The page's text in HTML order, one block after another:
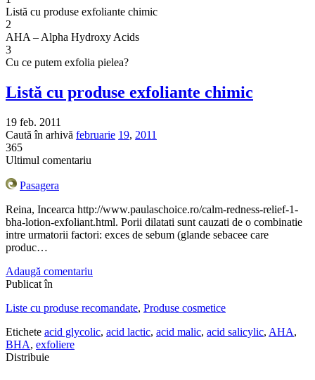
Listă cu produse exfoliante chimic
2
AHA – Alpha Hydroxy Acids
3
Cu ce putem exfolia pielea?
Listă cu produse exfoliante chimic
19 feb. 2011
Caută în arhivă februarie 19, 2011
365
Ultimul comentariu
Pasagera
Reina, Incearca http://www.paulaschoice.ro/calm-redness-relief-1-
bha-lotion-exfoliant.html. Porii dilatati sunt cauzati de o combinatie
intre urmatorii factori: exces de sebum (glande sebacee care
produc…
Adaugă comentariu
Publicat în
Liste cu produse recomandate, Produse cosmetice
Etichete acid glycolic, acid lactic, acid malic, acid salicylic, AHA,
BHA, exfoliere
Distribuie